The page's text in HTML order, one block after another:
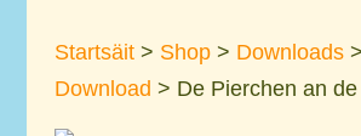
Startsäit> Shop> Downloads>
Download > De Pierchen an